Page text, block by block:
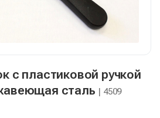
с пластиковой ручкой
сталь | 4509